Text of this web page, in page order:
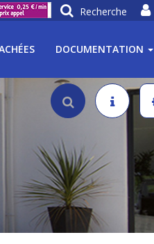
Recherche
DOCUMENTATION